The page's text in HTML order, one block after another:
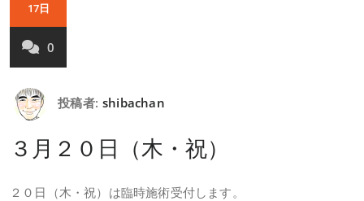
17日
0
投稿者: shibachan
３月２０日（木・祝）
２０日（木・祝）は臨時施術受付します。